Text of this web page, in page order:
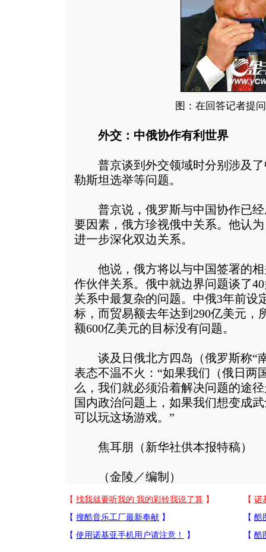
图：在回答记者提
外交：中俄协作有利世界
普京谈到外交领域时分别涉及了
勒斯坦选举等问题。
普京说，俄罗斯与中国协作已经
要因素，俄方珍视俄中关系。他认
进一步深化双边关系。
他说，俄方将以与中国签署的相
作伙伴关系。俄中就边界问题谈了
关系中最复杂的问题。中俄3年前设
标，而贸易额去年达到290亿美元，
额600亿美元的目标没有问题。
谈及日俄北方四岛（俄罗斯称“
表态不温不火：“如果我们（俄日两
么，我们就必须沿着解决问题的途
国内政治问题上，如果我们想变成
可以玩这场游戏。”
焦耳朋（新华社供本报特稿）
（金陵／编制）